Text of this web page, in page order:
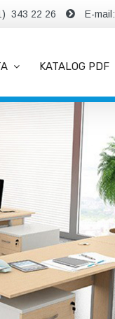
343 22 26 E-mail:
KATALOG PDF